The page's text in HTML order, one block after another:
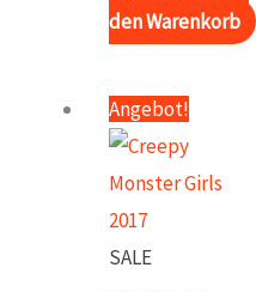
Preis
17,00€
Preis
den Warenkorb
Angebot!
SALE